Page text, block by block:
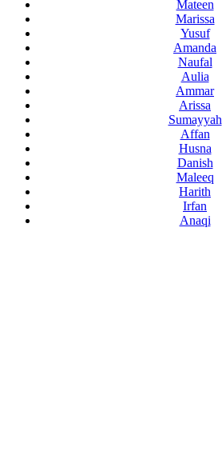
Mateen
Marissa
Yusuf
Amanda
Naufal
Aulia
Ammar
Arissa
Sumayyah
Affan
Husna
Danish
Maleeq
Harith
Irfan
Anaqi